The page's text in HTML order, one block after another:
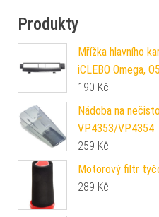
Produkty
Mřížka hlavního
iCLEBO Omega, O5
190 Kč
Nádoba na
VP4353/VP4354
259 Kč
Motorový filtr
289 Kč